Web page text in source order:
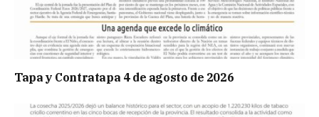
Tapa y Contratapa 4 de agosto de 2026